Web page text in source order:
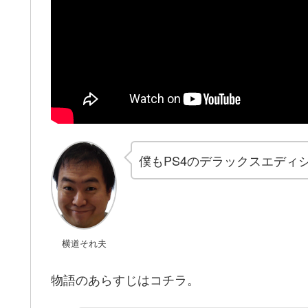
横道それ夫
僕もPS4のデラックスエディ
物語のあらすじはコチラ。